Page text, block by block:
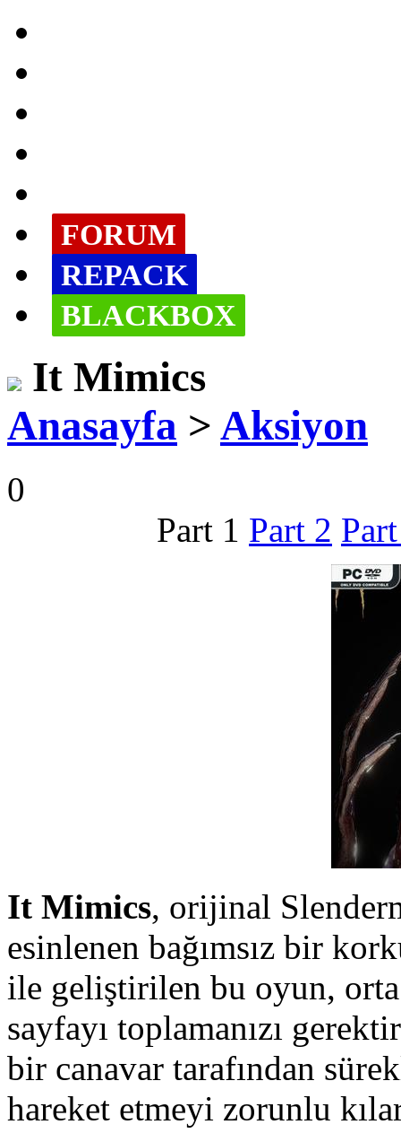
FORUM
REPACK
BLACKBOX
It Mimics
Anasayfa > Aksiyon
0
Part 1 Part 2
It Mimics, orijinal
esinlenen bağımsız bir
ile geliştirilen bu oyun,
sayfayı toplamanızı
bir canavar tarafından
hareket etmeyi zorunlu